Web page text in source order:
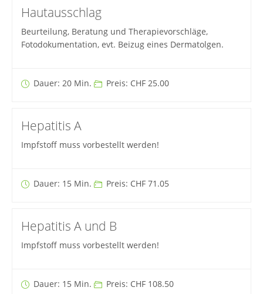
Hautausschlag
Beurteilung, Beratung und Therapievorschläge,
Fotodokumentation, evt. Beizug eines Dermatolgen.
Dauer: 20 Min. Preis: CHF 25.00
Hepatitis A
Impfstoff muss vorbestellt werden!
Dauer: 15 Min. Preis: CHF 71.05
Hepatitis A und B
Impfstoff muss vorbestellt werden!
Dauer: 15 Min. Preis: CHF 108.50